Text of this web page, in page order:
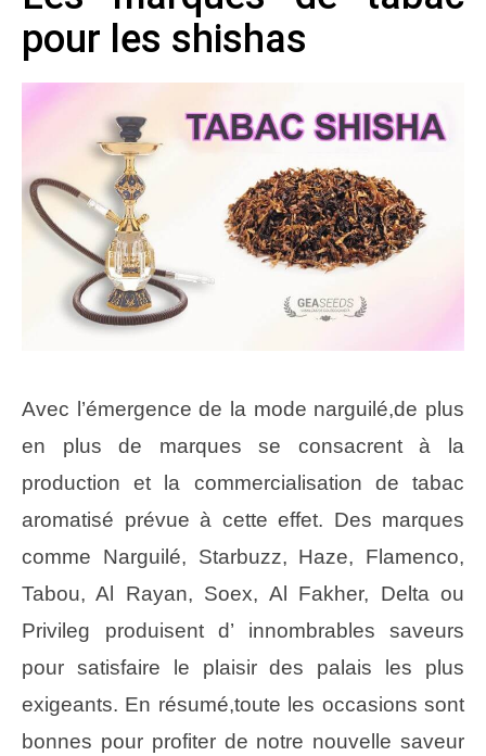
pour les shishas
Avec l’émergence de la mode narguilé,de plus
en plus de marques se consacrent à la
production et la commercialisation de tabac
aromatisé prévue à cette effet. Des marques
comme Narguilé, Starbuzz, Haze, Flamenco,
Tabou, Al Rayan, Soex, Al Fakher, Delta ou
Privileg produisent d’ innombrables saveurs
pour satisfaire le plaisir des palais les plus
exigeants. En résumé,toute les occasions sont
bonnes pour profiter de notre nouvelle saveur